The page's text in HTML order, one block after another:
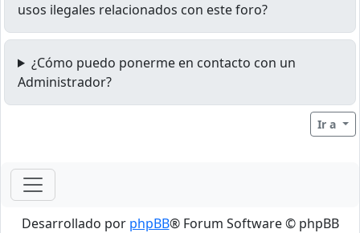
usos ilegales relacionados con este foro?
¿Cómo puedo ponerme en contacto con un
Administrador?
Ir a
Desarrollado por phpBB® Forum Software © phpBB